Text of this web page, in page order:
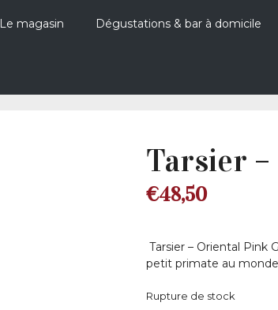
Le magasin Dégustations & bar à domicile
Tarsier
€48,50
Tarsier – Oriental Pink
petit primate au
Rupture de stock